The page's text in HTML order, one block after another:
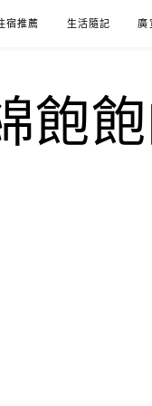
宿推薦 生活隨記 廣
飽